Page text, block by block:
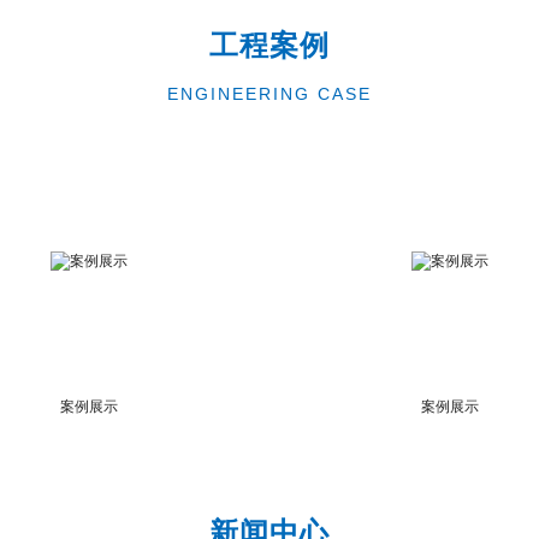
工程案例
ENGINEERING CASE
案例展示 案例展示
新闻中心